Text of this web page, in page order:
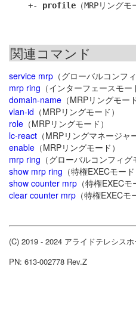
    +-
profile
関連コマンド
service mrp （グローバルコンフ
mrp ring （インターフェースモー
domain-name （MRPリングモー
vlan-id （MRPリングモード）
role （MRPリングモード）
lc-react （MRPリングマネージャ
enable （MRPリングモード）
mrp ring （グローバルコンフィグ
show mrp ring （特権EXECモード
show counter mrp （特権EXECモ
clear counter mrp （特権EXECモ
(C) 2019 - 2024 アライドテレシス
PN: 613-002778 Rev.Z